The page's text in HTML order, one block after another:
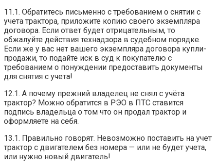
11.1. Обратитесь письменно с требованием о снятии с
учета трактора, приложите копию своего экземпляра
договора. Если ответ будет отрицательным, то
обжалуйте действия технадзора в судебном порядке.
Если же у вас нет вашего экземпляра договора купли-
продажи, то подайте иск в суд к покупателю с
требованием о понуждении предоставить документы
для снятия с учета!
12.1. А почему прежний владелец не снял с учёта
трактор? Можно обратится в РЭО в ПТС ставится
подпись владельца о том что он продал трактор и
оформляете на себя.
13.1. Правильно говорят. Невозможно поставить на учет
трактор с двигателем без номера — или не будет учета,
или нужно новый двигатель!